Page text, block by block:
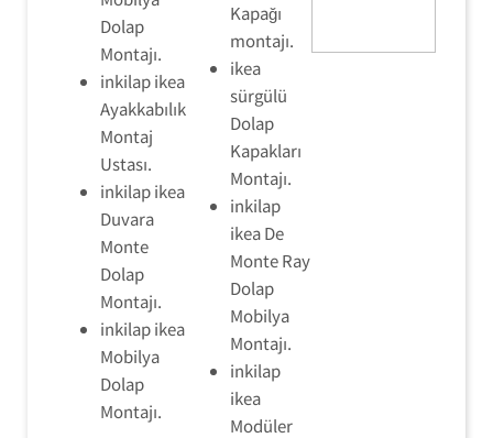
Dolap
Montajı.
inkilap ikea
Ayakkabılık
Montaj
Ustası.
inkilap ikea
Duvara
Monte
Dolap
Montajı.
inkilap ikea
Mobilya
Dolap
Montajı.
Kapağı
montajı.
ikea
sürgülü
Dolap
Kapakları
Montajı.
inkilap
ikea De
Monte Ray
Dolap
Mobilya
Montajı.
inkilap
ikea
Modüler